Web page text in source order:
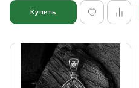
Купить